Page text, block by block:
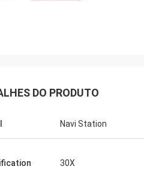
DO PRODUTO
Navi Station
30X